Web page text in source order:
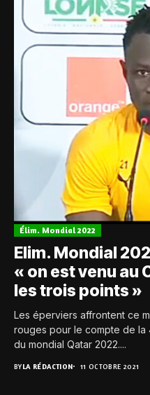
Élim. Mondial 2022
Elim. Mondial
« on est venu au
les trois points »
Les éperviers affrontent ce
rouges pour le compte de la
du mondial Qatar 2022....
BYLA RÉDACTION 11 OCTOBRE 2021